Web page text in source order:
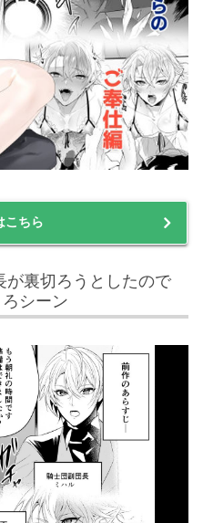
こちら
が裏切ろうとしたので
シーン